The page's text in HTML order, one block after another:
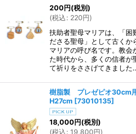
200円(税別)
(税込: 220円)
扶助者聖母マリアは、「困
ださる聖母」として古くか
マリアの呼び名です。教会
た時代から、多くの信者が
て祈りをささげてきました
樹脂製 プレゼピオ30cm
H27cm [73010135]
18,000円(税別)
(税込: 19,800円)